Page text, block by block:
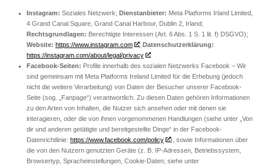
Instagram: Soziales Netzwerk; Dienstanbieter: Meta Platforms Irland Limited,
4 Grand Canal Square, Grand Canal Harbour, Dublin 2, Irland;
Rechtsgrundlagen: Berechtigte Interessen (Art. 6 Abs. 1 S. 1 lit. f) DSGVO);
Website: https://www.instagram.com ; Datenschutzerklärung:
https://instagram.com/about/legal/privacy
.
Facebook-Seiten: Profile innerhalb des sozialen Netzwerks Facebook – Wir
sind gemeinsam mit Meta Platforms Ireland Limited für die Erhebung (jedoch
nicht die weitere Verarbeitung) von Daten der Besucher unserer Facebook-
Seite (sog. „Fanpage“) verantwortlich. Zu diesen Daten gehören Informationen
zu den Arten von Inhalten, die Nutzer sich ansehen oder mit denen sie
interagieren, oder die von ihnen vorgenommenen Handlungen (siehe unter „Von
dir und anderen getätigte und bereitgestellte Dinge“ in der Facebook-
Datenrichtlinie: https://www.facebook.com/policy
), sowie Informationen über
die von den Nutzern genutzten Geräte (z. B. IP-Adressen, Betriebssystem,
Browsertyp, Spracheinstellungen, Cookie-Daten; siehe unter